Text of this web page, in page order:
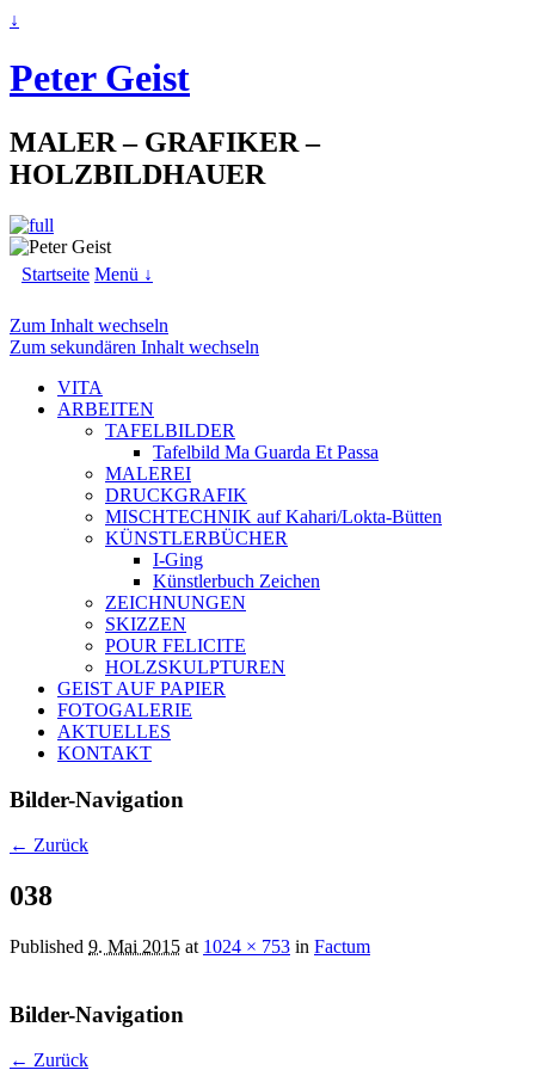
↓
Peter Geist
MALER – GRAFIKER –
HOLZBILDHAUER
Startseite Menü ↓
Zum Inhalt wechseln
Zum sekundären Inhalt wechseln
VITA
ARBEITEN
TAFELBILDER
Tafelbild Ma Guarda Et Passa
MALEREI
DRUCKGRAFIK
MISCHTECHNIK auf Kahari/Lokta-Bütten
KÜNSTLERBÜCHER
I-Ging
Künstlerbuch Zeichen
ZEICHNUNGEN
SKIZZEN
POUR FELICITE
HOLZSKULPTUREN
GEIST AUF PAPIER
FOTOGALERIE
AKTUELLES
KONTAKT
Bilder-Navigation
← Zurück
038
Published 9. Mai 2015 at 1024 × 753 in Factum
Bilder-Navigation
← Zurück